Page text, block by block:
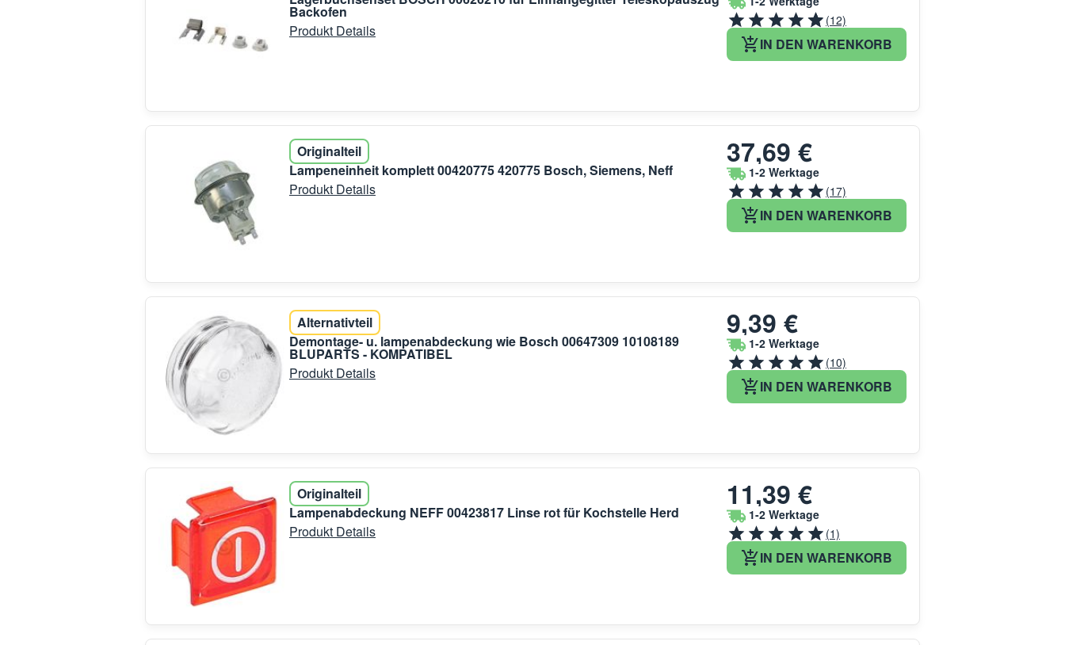
Backofen
Produkt Details
(12)
IN DEN WARENKORB
Originalteil
Lampeneinheit komplett 00420775 420775 Bosch, Siemens, Neff
Produkt Details
37,69 €
1-2 Werktage
(17)
IN DEN WARENKORB
Alternativteil
Demontage- u. lampenabdeckung wie Bosch 00647309 10108189
BLUPARTS - KOMPATIBEL
Produkt Details
9,39 €
1-2 Werktage
(10)
IN DEN WARENKORB
Originalteil
Lampenabdeckung NEFF 00423817 Linse rot für Kochstelle Herd
Produkt Details
11,39 €
1-2 Werktage
(1)
IN DEN WARENKORB